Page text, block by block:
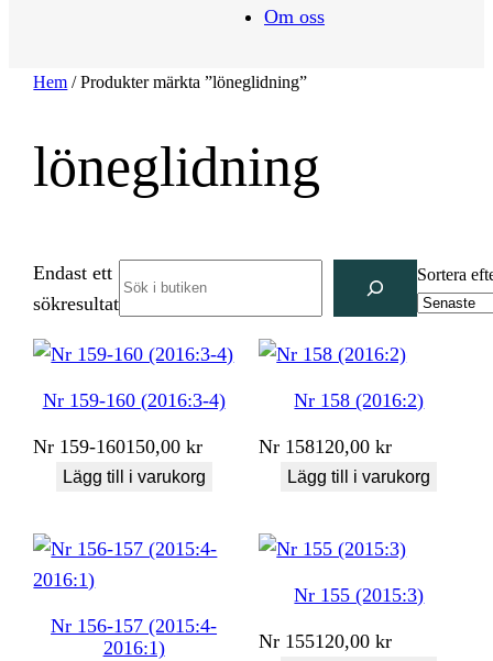
Om oss
Hem / Produkter märkta ”löneglidning”
löneglidning
Endast ett
sökresultat
Sortera
Nr 159-160 (2016:3-4)
Nr 159-160150,00kr
Lägg till i varukorg
Nr 158 (2016:2)
Nr 158120,00kr
Lägg till i varukorg
Nr 156-157 (2015:4-
2016:1)
Nr 155 (2015:3)
Nr 155120,00kr